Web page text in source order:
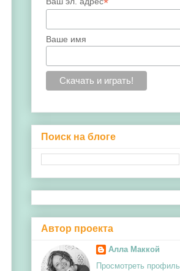
Ваше имя
Поиск на блоге
Автор проекта
Алла Маккой
Просмотреть профиль